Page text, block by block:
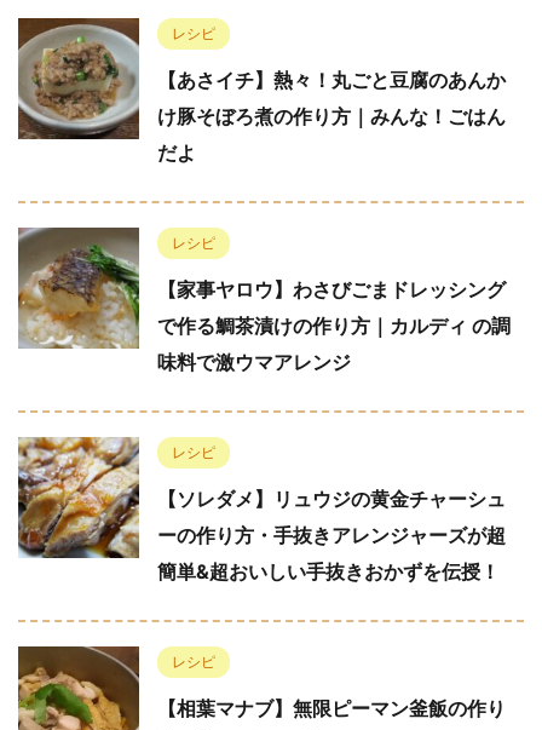
レシピ
【あさイチ】熱々！丸ごと豆腐のあんか
け豚そぼろ煮の作り方｜みんな！ごはん
だよ
レシピ
【家事ヤロウ】わさびごまドレッシング
で作る鯛茶漬けの作り方｜カルディ の調
味料で激ウマアレンジ
レシピ
【ソレダメ】リュウジの黄金チャーシュ
ーの作り方・手抜きアレンジャーズが超
簡単&超おいしい手抜きおかずを伝授！
レシピ
【相葉マナブ】無限ピーマン釜飯の作り